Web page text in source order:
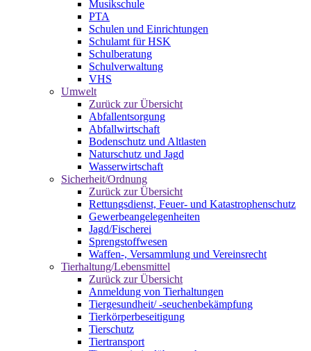
Musikschule
PTA
Schulen und Einrichtungen
Schulamt für HSK
Schulberatung
Schulverwaltung
VHS
Umwelt
Zurück zur Übersicht
Abfallentsorgung
Abfallwirtschaft
Bodenschutz und Altlasten
Naturschutz und Jagd
Wasserwirtschaft
Sicherheit/Ordnung
Zurück zur Übersicht
Rettungsdienst, Feuer- und Katastrophenschutz
Gewerbeangelegenheiten
Jagd/Fischerei
Sprengstoffwesen
Waffen-, Versammlung und Vereinsrecht
Tierhaltung/Lebensmittel
Zurück zur Übersicht
Anmeldung von Tierhaltungen
Tiergesundheit/ -seuchenbekämpfung
Tierkörperbeseitigung
Tierschutz
Tiertransport